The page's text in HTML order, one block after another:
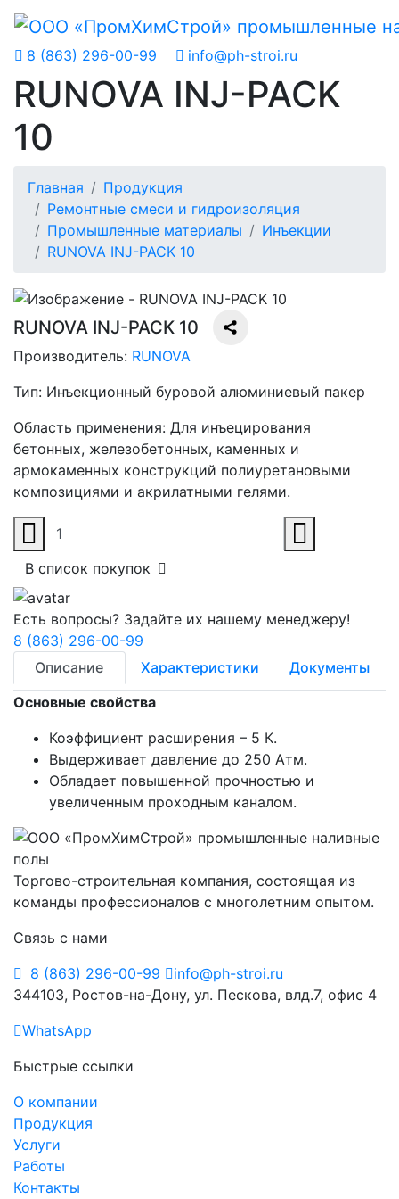
8 (863) 296-00-99 info@ph-stroi.ru
RUNOVA INJ-PACK
10
Главная
Продукция
Ремонтные смеси и гидроизоляция
Промышленные материалы
Инъекции
RUNOVA INJ-PACK 10
RUNOVA INJ-PACK 10
Производитель: RUNOVA
Тип: Инъекционный буровой алюминиевый пакер
Область применения: Для инъецирования
бетонных, железобетонных, каменных и
армокаменных конструкций полиуретановыми
композициями и акрилатными гелями.
В список покупок
Есть вопросы? Задайте их нашему менеджеру!
8 (863) 296-00-99
Описание
Характеристики
Документы
Основные свойства
Коэффициент расширения – 5 К.
Выдерживает давление до 250 Атм.
Обладает повышенной прочностью и
увеличенным проходным каналом.
Торгово-строительная компания, состоящая из
команды профессионалов с многолетним опытом.
Связь с нами
8 (863) 296-00-99
info@ph-stroi.ru
344103, Ростов-на-Дону, ул. Пескова, влд.7, офис 4
WhatsApp
Быстрые ссылки
О компании
Продукция
Услуги
Работы
Контакты